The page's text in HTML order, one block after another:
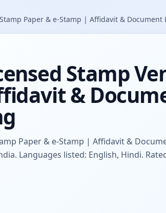
Paper & e-Stamp | Affidavit &
Stamp
&
Paper & e-Stamp | Affidavit &
Languages listed: English, Hindi.